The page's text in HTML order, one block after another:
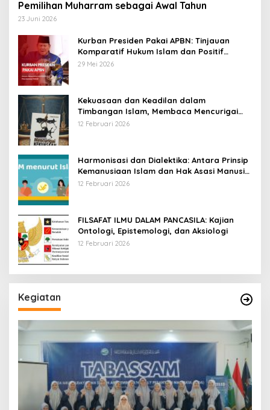
Pemilihan Muharram sebagai Awal Tahun
23 Juni 2026
Kurban Presiden Pakai APBN: Tinjauan
Komparatif Hukum Islam dan Positif
Negara
29 Mei 2026
Kekuasaan dan Keadilan dalam
Timbangan Islam, Membaca Mencurigai
Kekuasaan Karya Fitron Nur Iksan
12 Februari 2026
Harmonisasi dan Dialektika: Antara Prinsip
Kemanusiaan Islam dan Hak Asasi Manusia
Universal
12 Februari 2026
FILSAFAT ILMU DALAM PANCASILA: Kajian
Ontologi, Epistemologi, dan Aksiologi
12 Februari 2026
Kegiatan